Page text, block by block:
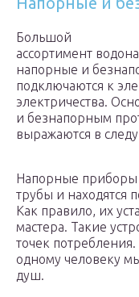
Большой
ассортимент
напорные и
подключаются к
электричества.
и безнапорным
выражаются в
Напорные приборы
трубы и находятся
Как правило, их
мастера. Такие
точек
одному человеку
душ.